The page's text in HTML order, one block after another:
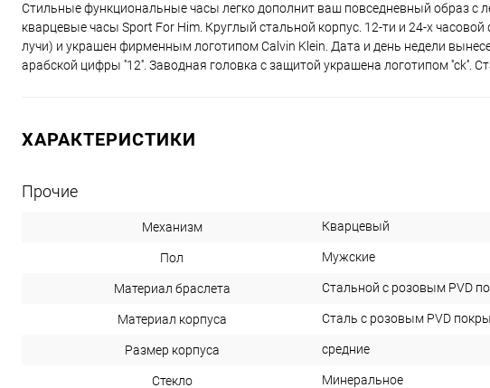
Стильные функциональные часы легко дополнит ваш повседневный образ
кварцевые часы Sport For Him. Круглый стальной корпус. 12-ти и 24-х
лучи) и украшен фирменным логотипом Calvin Klein. Дата и день недели
арабской цифры ''12''. Заводная головка с защитой украшена логотипом ''ck''.
ХАРАКТЕРИСТИКИ
Прочие
Механизм Кварцевый
Пол Мужские
Материал браслета Стальной с розовым PVD
Материал корпуса Сталь с розовым PVD
Размер корпуса средние
Стекло Минеральное